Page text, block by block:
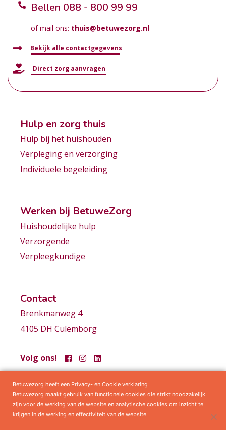
Bellen 088 - 800 99 99
of mail ons: thuis@betuwezorg.nl
Bekijk alle contactgegevens
Direct zorg aanvragen
Hulp en zorg thuis
Hulp bij het huishouden
Verpleging en verzorging
Individuele begeleiding
Werken bij BetuweZorg
Huishoudelijke hulp
Verzorgende
Verpleegkundige
Contact
Brenkmanweg 4
4105 DH Culemborg
Volg ons!
Samenwerkingen Privacy statement Algemene voorwaarden
Betuwezorg heeft een Privacy- en Cookie verklaring
Betuwezorg maakt gebruik van functionele cookies die strikt noodzakelijk
zijn voor de werking van de website en analytische cookies om inzicht te
krijgen in de werking en effectiviteit van de website.